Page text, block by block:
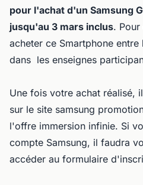
pour l'achat d'un Samsung
jusqu'au 3 mars inclus.
acheter ce Smartphone
dans les enseignes
Une fois votre achat réalisé,
sur le site samsung
l'offre immersion infinie. Si
compte Samsung, il faudra
accéder au formulaire